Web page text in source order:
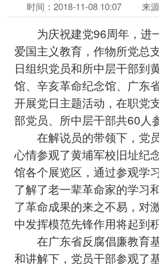
时间：2018-11-08 10:07 来
为庆祝建党96周年，进
爱国主义教育，作物所党总
日组织党员和所中层干部到
馆、辛亥革命纪念馆、广东
开展党日主题活动，在职党
部党员、所中层干部共60人
在解说员的带领下，党
心情参观了黄埔军校旧址纪
馆各个展览区，通过参观学
了解了老一辈革命家的学习
了革命成果的来之不易，对
中发挥模范先锋作用将起到
在广东省反腐倡廉教育
和讲解下，党员干部参观了